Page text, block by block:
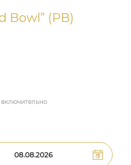
Bowl” (PB)
включительно